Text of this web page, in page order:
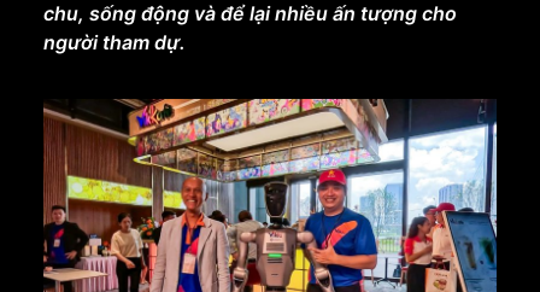
chu, sống động và để lại nhiều ấn tượng cho
người tham dự.